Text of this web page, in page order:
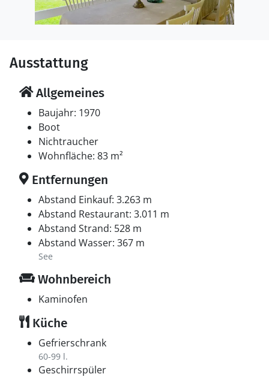
Ausstattung
Allgemeines
Baujahr: 1970
Boot
Nichtraucher
Wohnfläche: 83 m²
Entfernungen
Abstand Einkauf: 3.263 m
Abstand Restaurant: 3.011 m
Abstand Strand: 528 m
Abstand Wasser: 367 m
See
Wohnbereich
Kaminofen
Küche
Gefrierschrank
60-99 l.
Geschirrspüler